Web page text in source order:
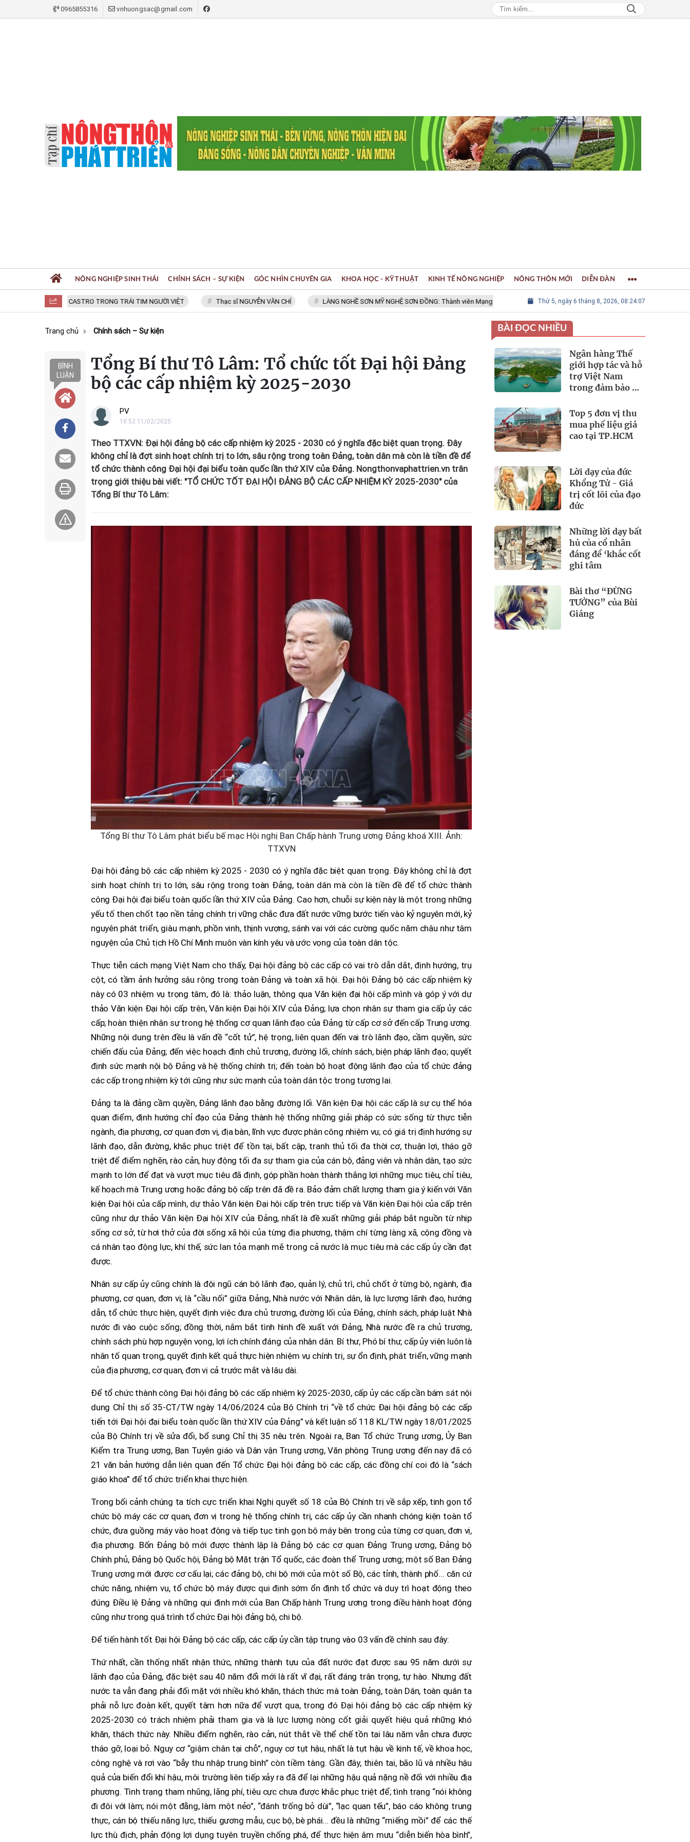
0965855316 vnhuongsac@gmail.com
FIDEL CASTRO TRONG TRÁI TIM NGƯỜI VIỆT Thạc sĩ NGUYỄN VĂN CHÍ LÀNG NGHỀ SƠN MỸ NGHỆ SƠN ĐỒNG: Thành viên Mạng lưới các Thành phố Thủ công sáng tạo Thế giới
Thứ 5, ngày 6 tháng 8, 2026, 08:24:08
NÔNG NGHIỆP SINH THÁI CHÍNH SÁCH – SỰ KIỆN GÓC NHÌN CHUYÊN GIA KHOA HỌC - KỸ THUẬT KINH TẾ NÔNG NGHIỆP NÔNG THÔN MỚI DIỄN ĐÀN
Trang chủ Chính sách – Sự kiện
BÌNH
LUẬN
Tổng Bí thư Tô Lâm: Tổ chức tốt Đại hội Đảng
bộ các cấp nhiệm kỳ 2025-2030
PV
18:52 11/02/2025
Theo TTXVN: Đại hội đảng bộ các cấp nhiệm kỳ 2025 - 2030 có ý nghĩa đặc biệt quan trọng. Đây
không chỉ là đợt sinh hoạt chính trị to lớn, sâu rộng trong toàn Đảng, toàn dân mà còn là tiền đề để
tổ chức thành công Đại hội đại biểu toàn quốc lần thứ XIV của Đảng. Nongthonvaphattrien.vn trân
trọng giới thiệu bài viết: "TỔ CHỨC TỐT ĐẠI HỘI ĐẢNG BỘ CÁC CẤP NHIỆM KỲ 2025-2030" của
Tổng Bí thư Tô Lâm:
Tổng Bí thư Tô Lâm phát biểu bế mạc Hội nghị Ban Chấp hành Trung ương Đảng khoá XIII. Ảnh:
TTXVN
Đại hội đảng bộ các cấp nhiệm kỳ 2025 - 2030 có ý nghĩa đặc biệt quan trọng. Đây không chỉ là đợt
sinh hoạt chính trị to lớn, sâu rộng trong toàn Đảng, toàn dân mà còn là tiền đề để tổ chức thành
công Đại hội đại biểu toàn quốc lần thứ XIV của Đảng. Cao hơn, chuỗi sự kiện này là một trong những
yếu tố then chốt tạo nền tảng chính trị vững chắc đưa đất nước vững bước tiến vào kỷ nguyên mới, kỷ
nguyên phát triển, giàu mạnh, phồn vinh, thịnh vượng, sánh vai với các cường quốc năm châu như tâm
nguyện của Chủ tịch Hồ Chí Minh muôn vàn kính yêu và ước vọng của toàn dân tộc.
Thực tiễn cách mạng Việt Nam cho thấy, Đại hội đảng bộ các cấp có vai trò dẫn dắt, định hướng, trụ
cột, có tầm ảnh hưởng sâu rộng trong toàn Đảng và toàn xã hội. Đại hội Đảng bộ các cấp nhiệm kỳ
này có 03 nhiệm vụ trọng tâm, đó là: thảo luận, thông qua Văn kiện đại hội cấp mình và góp ý với dự
thảo Văn kiện Đại hội cấp trên, Văn kiện Đại hội XIV của Đảng; lựa chọn nhân sự tham gia cấp ủy các
cấp; hoàn thiện nhân sự trong hệ thống cơ quan lãnh đạo của Đảng từ cấp cơ sở đến cấp Trung ương.
Những nội dung trên đều là vấn đề “cốt tử”, hệ trọng, liên quan đến vai trò lãnh đạo, cầm quyền, sức
chiến đấu của Đảng; đến việc hoạch định chủ trương, đường lối, chính sách, biện pháp lãnh đạo; quyết
định sức mạnh nội bộ Đảng và hệ thống chính trị; đến toàn bộ hoạt động lãnh đạo của tổ chức đảng
các cấp trong nhiệm kỳ tới cũng như sức mạnh của toàn dân tộc trong tương lai.
Đảng ta là đảng cầm quyền, Đảng lãnh đạo bằng đường lối. Văn kiện Đại hội các cấp là sự cụ thể hóa
quan điểm, định hướng chỉ đạo của Đảng thành hệ thống những giải pháp có sức sống từ thực tiễn
ngành, địa phương, cơ quan đơn vị, địa bàn, lĩnh vực được phân công nhiệm vụ; có giá trị định hướng sự
lãnh đạo, dẫn đường, khắc phục triệt để tồn tại, bất cập, tranh thủ tối đa thời cơ, thuận lợi, tháo gỡ
triệt để điểm nghẽn, rào cản, huy động tối đa sự tham gia của cán bộ, đảng viên và nhân dân, tạo sức
mạnh to lớn để đạt và vượt mục tiêu đã định, góp phần hoàn thành thắng lợi những mục tiêu, chỉ tiêu,
kế hoạch mà Trung ương hoặc đảng bộ cấp trên đã đề ra. Bảo đảm chất lượng tham gia ý kiến với Văn
kiện Đại hội của cấp mình, dự thảo Văn kiện Đại hội cấp trên trực tiếp và Văn kiện Đại hội của cấp trên
cũng như dự thảo Văn kiện Đại hội XIV của Đảng, nhất là đề xuất những giải pháp bắt nguồn từ nhịp
sống cơ sở, từ hơi thở của đời sống xã hội của từng địa phương, thậm chí từng làng xã, cộng đồng và
cá nhân tạo động lực, khí thế, sức lan tỏa mạnh mẽ trong cả nước là mục tiêu mà các cấp ủy cần đạt
được.
Nhân sự cấp ủy cũng chính là đội ngũ cán bộ lãnh đạo, quản lý, chủ trì, chủ chốt ở từng bộ, ngành, địa
phương, cơ quan, đơn vị; là “cầu nối” giữa Đảng, Nhà nước với Nhân dân, là lực lượng lãnh đạo, hướng
dẫn, tổ chức thực hiện, quyết định việc đưa chủ trương, đường lối của Đảng, chính sách, pháp luật Nhà
nước đi vào cuộc sống; đồng thời, nắm bắt tình hình đề xuất với Đảng, Nhà nước đề ra chủ trương,
chính sách phù hợp nguyện vọng, lợi ích chính đáng của nhân dân. Bí thư, Phó bí thư, cấp ủy viên luôn là
nhân tố quan trọng, quyết định kết quả thực hiện nhiệm vụ chính trị, sự ổn định, phát triển, vững mạnh
của địa phương, cơ quan, đơn vị cả trước mắt và lâu dài.
Để tổ chức thành công Đại hội đảng bộ các cấp nhiệm kỳ 2025-2030, cấp ủy các cấp cần bám sát nội
dung Chỉ thị số 35-CT/TW ngày 14/06/2024 của Bộ Chính trị “về tổ chức Đại hội đảng bộ các cấp
tiến tới Đại hội đại biểu toàn quốc lần thứ XIV của Đảng” và kết luận số 118 KL/TW ngày 18/01/2025
của Bộ Chính trị về sửa đổi, bổ sung Chỉ thị 35 nêu trên. Ngoài ra, Ban Tổ chức Trung ương, Ủy Ban
Kiểm tra Trung ương, Ban Tuyên giáo và Dân vận Trung ương, Văn phòng Trung ương đến nay đã có
21 văn bản hướng dẫn liên quan đến Tổ chức Đại hội đảng bộ các cấp, các đồng chí coi đó là “sách
giáo khoa” để tổ chức triển khai thực hiện.
Trong bối cảnh chúng ta tích cực triển khai Nghị quyết số 18 của Bộ Chính trị về sắp xếp, tinh gọn tổ
chức bộ máy các cơ quan, đơn vị trong hệ thống chính trị, các cấp ủy cần nhanh chóng kiện toàn tổ
chức, đưa guồng máy vào hoạt động và tiếp tục tinh gọn bộ máy bên trong của từng cơ quan, đơn vị,
địa phương. Bốn Đảng bộ mới được thành lập là Đảng bộ các cơ quan Đảng Trung ương, Đảng bộ
Chính phủ, Đảng bộ Quốc hội, Đảng bộ Mặt trận Tổ quốc, các đoàn thể Trung ương; một số Ban Đảng
Trung ương mới được cơ cấu lại; các đảng bộ, chi bộ mới của một số Bộ, các tỉnh, thành phố... căn cứ
chức năng, nhiệm vụ, tổ chức bộ máy được qui định sớm ổn định tổ chức và duy trì hoạt động theo
đúng Điều lệ Đảng và những qui định mới của Ban Chấp hành Trung ương trong điều hành hoạt động
cũng như trong quá trình tổ chức Đại hội đảng bộ, chi bộ.
Để tiến hành tốt Đại hội Đảng bộ các cấp, các cấp ủy cần tập trung vào 03 vấn đề chính sau đây:
Thứ nhất, cần thống nhất nhận thức, những thành tựu của đất nước đạt được sau 95 năm dưới sự
lãnh đạo của Đảng, đặc biệt sau 40 năm đổi mới là rất vĩ đại, rất đáng trân trọng, tự hào. Nhưng đất
nước ta vẫn đang phải đối mặt với nhiều khó khăn, thách thức mà toàn Đảng, toàn Dân, toàn quân ta
phải nỗ lực đoàn kết, quyết tâm hơn nữa để vượt qua, trong đó Đại hội đảng bộ các cấp nhiệm kỳ
2025-2030 có trách nhiệm phải tham gia và là lực lượng nòng cốt giải quyết hiệu quả những khó
khăn, thách thức này. Nhiều điểm nghẽn, rào cản, nút thắt về thể chế tồn tại lâu năm vẫn chưa được
tháo gỡ, loại bỏ. Nguy cơ “giậm chân tại chỗ”, nguy cơ tụt hậu, nhất là tụt hậu về kinh tế, về khoa học,
công nghệ và rơi vào “bẫy thu nhập trung bình” còn tiềm tàng. Gần đây, thiên tai, bão lũ và nhiều hậu
quả của biến đổi khí hậu, môi trường liên tiếp xảy ra đã để lại những hậu quả nặng nề đối với nhiều địa
phương. Tình trạng tham nhũng, lãng phí, tiêu cực chưa được khắc phục triệt để; tình trạng “nói không
đi đôi với làm; nói một đằng, làm một nẻo”, “đánh trống bỏ dùi”, “lạc quan tếu”, báo cáo không trung
thực, cán bộ thiếu năng lực, thiếu gương mẫu, cục bộ, bè phái... đều là những “miếng mồi” để các thế
lực thù địch, phản động lợi dụng tuyên truyền chống phá, để thực hiện âm mưu “diễn biến hòa bình”,
BÀI ĐỌC NHIỀU
Ngân hàng Thế
giới hợp tác và hỗ
trợ Việt Nam
trong đảm bảo an
Top 5 đơn vị thu
mua phế liệu giá
cao tại TP.HCM
Lời dạy của đức
Khổng Tử - Giá
trị cốt lõi của đạo
đức
Những lời dạy bất
hủ của cổ nhân
đáng để ‘khắc cốt
ghi tâm
Bài thơ “ĐỪNG
TƯỞNG” của Bùi
Giáng